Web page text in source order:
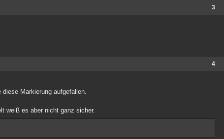
3
4
Markierung aufgefallen.
weiß es aber nicht ganz sicher.